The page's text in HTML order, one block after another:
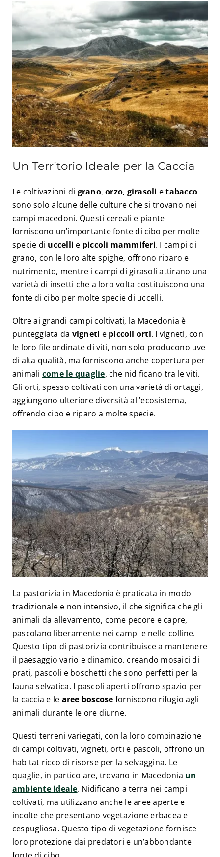
Un Territorio Ideale per la Caccia
Le coltivazioni di grano,orzo, girasoli etabacco
sono solo alcune delle culture che si trovano nei
campi macedoni. Questi cereali e piante
forniscono un’importante fonte di cibo per molte
specie di uccelli e piccoli mammiferi. I campi di
grano, con le loro alte spighe, offrono riparo e
nutrimento, mentre i campi di girasoli attirano una
varietà di insetti che a loro volta costituiscono una
fonte di cibo per molte specie di uccelli.
Oltre ai grandi campi coltivati, la Macedonia è
punteggiata da vigneti e piccoli orti. I vigneti, con
le loro file ordinate di viti, non solo producono uve
di alta qualità, ma forniscono anche copertura per
animali come le quaglie, che nidificano tra le viti.
Gli orti, spesso coltivati con una varietà di ortaggi,
aggiungono ulteriore diversità all’ecosistema,
offrendo cibo e riparo a molte specie.
La pastorizia in Macedonia è praticata in modo
tradizionale e non intensivo, il che significa che gli
animali da allevamento, come pecore e capre,
pascolano liberamente nei campi e nelle colline.
Questo tipo di pastorizia contribuisce a mantenere
il paesaggio vario e dinamico, creando mosaici di
prati, pascoli e boschetti che sono perfetti per la
fauna selvatica. I pascoli aperti offrono spazio per
la caccia e le aree boscose forniscono rifugio agli
animali durante le ore diurne.
Questi terreni variegati, con la loro combinazione
di campi coltivati, vigneti, orti e pascoli, offrono un
habitat ricco di risorse per la selvaggina. Le
quaglie, in particolare, trovano in Macedonia un
ambiente ideale. Nidificano a terra nei campi
coltivati, ma utilizzano anche le aree aperte e
incolte che presentano vegetazione erbacea e
cespugliosa. Questo tipo di vegetazione fornisce
loro protezione dai predatori e un’abbondante